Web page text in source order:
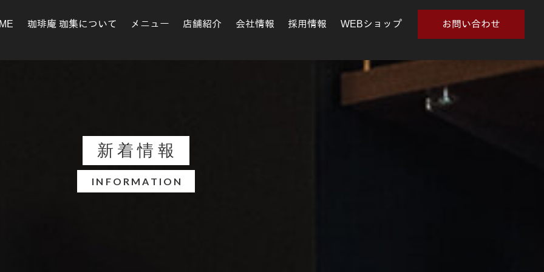
珈琲庵 珈集について メニュー 店舗紹介 会社情報 採用情報 WEBショップ お問い合わせ
新着情報
INFORMATION